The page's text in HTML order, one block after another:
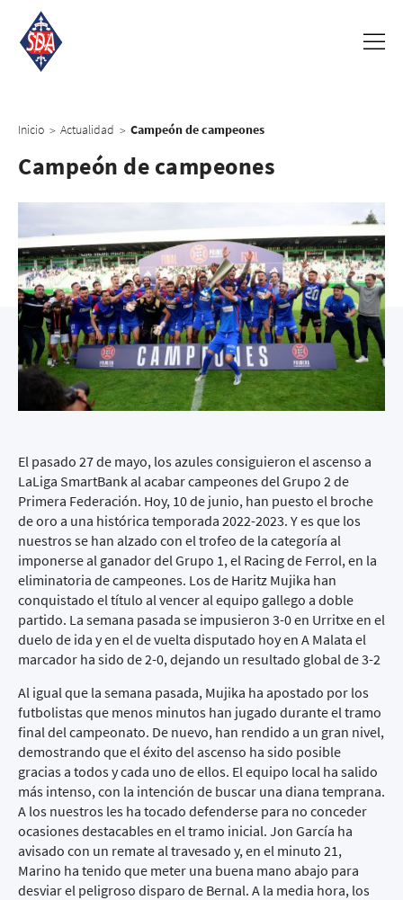
Inicio > Actualidad > Campeón de campeones
Campeón de campeones
El pasado 27 de mayo, los azules consiguieron el ascenso a
LaLiga SmartBank al acabar campeones del Grupo 2 de
Primera Federación. Hoy, 10 de junio, han puesto el broche
de oro a una histórica temporada 2022-2023. Y es que los
nuestros se han alzado con el trofeo de la categoría al
imponerse al ganador del Grupo 1, el Racing de Ferrol, en la
eliminatoria de campeones. Los de Haritz Mujika han
conquistado el título al vencer al equipo gallego a doble
partido. La semana pasada se impusieron 3-0 en Urritxe en el
duelo de ida y en el de vuelta disputado hoy en A Malata el
marcador ha sido de 2-0, dejando un resultado global de 3-2
Al igual que la semana pasada, Mujika ha apostado por los
futbolistas que menos minutos han jugado durante el tramo
final del campeonato. De nuevo, han rendido a un gran nivel,
demostrando que el éxito del ascenso ha sido posible
gracias a todos y cada uno de ellos. El equipo local ha salido
más intenso, con la intención de buscar una diana temprana.
A los nuestros les ha tocado defenderse para no conceder
ocasiones destacables en el tramo inicial. Jon García ha
avisado con un remate al travesado y, en el minuto 21,
Marino ha tenido que meter una buena mano abajo para
desviar el peligroso disparo de Bernal. A la media hora, los